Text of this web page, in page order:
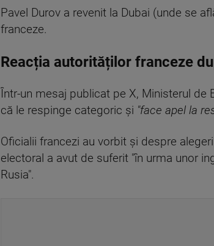
Pavel Durov a revenit la Dubai (unde se
franceze.
Reacția autorităților franceze
Într-un mesaj publicat pe X, Ministerul de
că le respinge categoric și "face apel la
Oficialii francezi au vorbit și despre
electoral a avut de suferit "în urma unor
Rusia".